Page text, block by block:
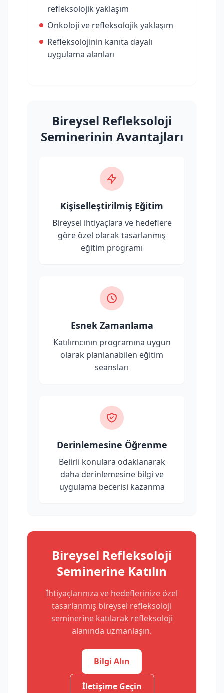
refleksolojik yaklaşım
Onkoloji ve refleksolojik yaklaşım
Refleksolojinin kanıta dayalı
uygulama alanları
Bireysel Refleksoloji
Seminerinin Avantajları
Kişiselleştirilmiş Eğitim
Bireysel ihtiyaçlara ve hedeflere
göre özel olarak tasarlanmış
eğitim programı
Esnek Zamanlama
Katılımcının programına uygun
olarak planlanabilen eğitim
seansları
Derinlemesine Öğrenme
Belirli konulara odaklanarak
daha derinlemesine bilgi ve
uygulama becerisi kazanma
Bireysel Refleksoloji
Seminerine Katılın
İhtiyaçlarınıza ve hedeflerinize özel
tasarlanmış bireysel refleksoloji
seminerine katılarak refleksoloji
alanında uzmanlaşın.
Bilgi Alın
İletişime Geçin